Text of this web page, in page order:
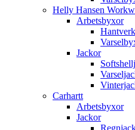
Helly Hansen
Arbetsbyxor
Jackor
Carhartt
Arbetsbyxor
Jackor